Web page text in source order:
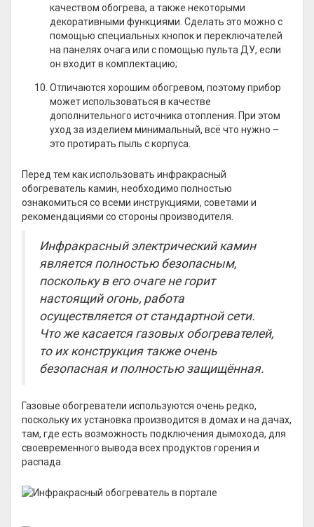
качеством обогрева, а также некоторыми
декоративными функциями. Сделать это можно с
помощью специальных кнопок и переключателей
на панелях очага или с помощью пульта ДУ, если
он входит в комплектацию;
Отличаются хорошим обогревом, поэтому прибор
может использоваться в качестве
дополнительного источника отопления. При этом
уход за изделием минимальный, всё что нужно –
это протирать пыль с корпуса.
Перед тем как использовать инфракрасный
обогреватель камин, необходимо полностью
ознакомиться со всеми инструкциями, советами и
рекомендациями со стороны производителя.
Инфракрасный электрический камин
является полностью безопасным,
поскольку в его очаге не горит
настоящий огонь, работа
осуществляется от стандартной сети.
Что же касается газовых обогревателей,
то их конструкция также очень
безопасная и полностью защищённая.
Газовые обогреватели используются очень редко,
поскольку их установка производится в домах и на дачах,
там, где есть возможность подключения дымохода, для
своевременного вывода всех продуктов горения и
распада.